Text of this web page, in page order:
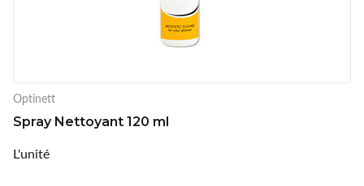
Optinett
Spray Nettoyant 120 ml
L'unité